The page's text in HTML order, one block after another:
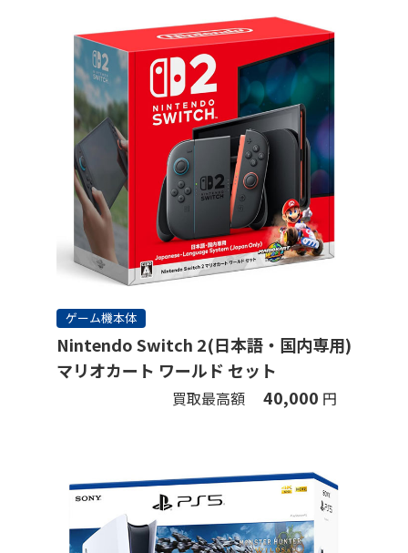
ゲーム機本体
Nintendo Switch 2(日本語・国内専用)
マリオカート ワールド セット
買取最高額 40,000 円